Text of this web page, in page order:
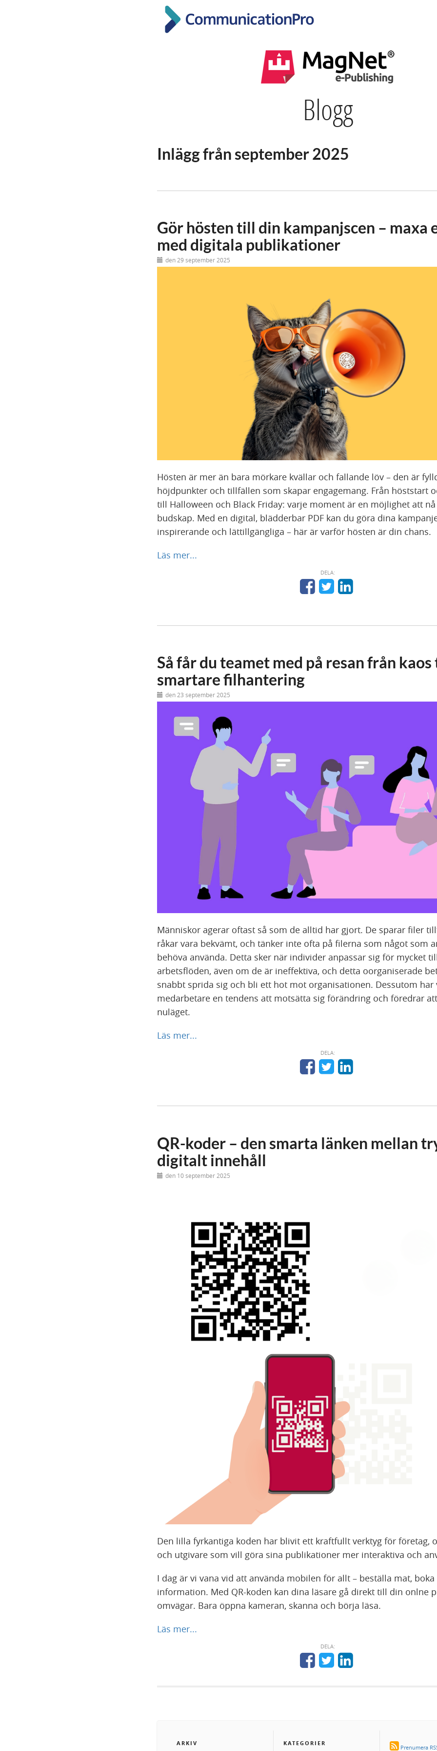
Blogg
Inlägg från september 2025
Gör hösten till din kampanjscen – maxa
med digitala publikationer
den 29 september 2025
Hösten är mer än bara mörkare kvällar och fallande löv – den är
höjdpunkter och tillfällen som skapar engagemang. Från höststart
till Halloween och Black Friday: varje moment är en möjlighet att
budskap. Med en digital, blädderbar PDF kan du göra dina
inspirerande och lättillgängliga – här är varför hösten är din chans.
Läs mer...
DELA:
Så får du teamet med på resan från
smartare filhantering
den 23 september 2025
Människor agerar oftast så som de alltid har gjort. De sparar filer
råkar vara bekvämt, och tänker inte ofta på filerna som något som
behöva använda. Detta sker när individer anpassar sig för mycket
arbetsflöden, även om de är ineffektiva, och detta oorganiserade
snabbt sprida sig och bli ett hot mot organisationen. Dessutom har
medarbetare en tendens att motsätta sig förändring och föredrar
nuläget.
Läs mer...
DELA:
QR-koder – den smarta länken mellan
digitalt innehåll
den 10 september 2025
Den lilla fyrkantiga koden har blivit ett kraftfullt verktyg för företag,
och utgivare som vill göra sina publikationer mer interaktiva och
I dag är vi vana vid att använda mobilen för allt – beställa mat,
information. Med QR-koden kan dina läsare gå direkt till din onlne
omvägar. Bara öppna kameran, skanna och börja läsa.
Läs mer...
DELA:
ARKIV
KATEGORIER
Prenumera